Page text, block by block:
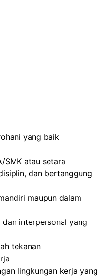
yang baik
SMK atau setara
dan bertanggung
maupun dalam
dan interpersonal yang
tekanan
lingkungan kerja yang